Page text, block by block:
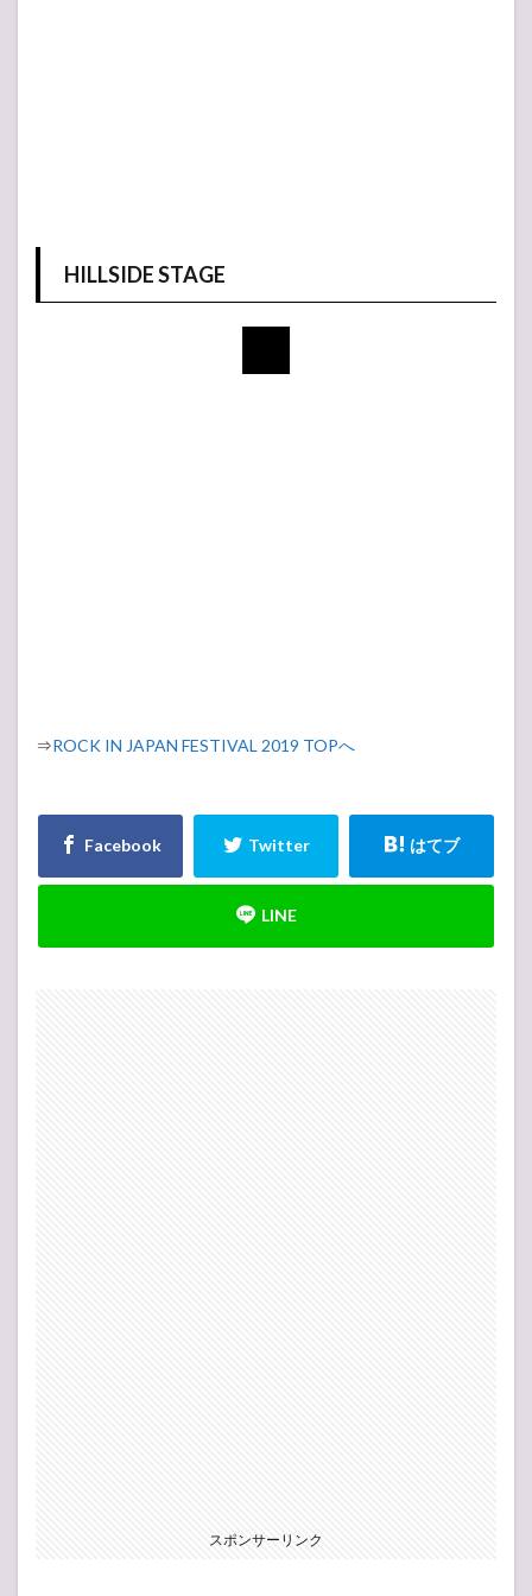
HILLSIDE STAGE
⇒ROCK IN JAPAN FESTIVAL 2019 TOPへ
スポンサーリンク